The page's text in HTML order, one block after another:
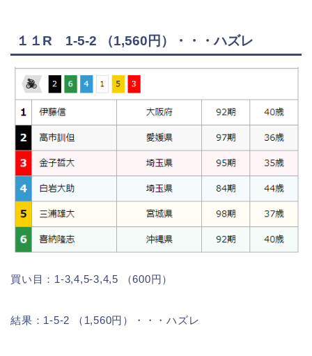
１１R 1-5-2 （1,560円）・・・ハズレ
買い目：1-3,4,5-3,4,5 （600円）
結果：1-5-2 （1,560円）・・・ハズレ